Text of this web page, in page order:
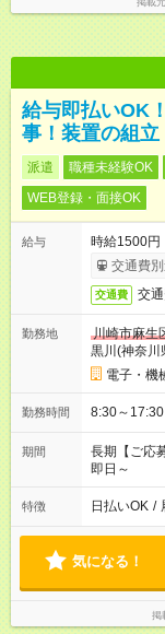
掲載
給与即払いOK
事！装置の組立
派遣 職種未経験OK
WEB登録・面接OK
給与
時給1500円
交通費
交通費 交
勤務地
川崎市麻生
黒川(神奈川
電子・機
勤務時間
期間
長期【ご応
即日～
特徴 日払いOK /
気になる！
掲